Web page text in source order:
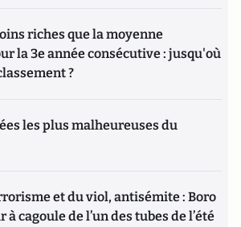
riches que la moyenne
la 3e année consécutive : jusqu'où
?
les plus malheureuses du
et du viol, antisémite : Boro
à cagoule de l’un des tubes de l’été